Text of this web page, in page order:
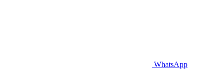
WhatsApp